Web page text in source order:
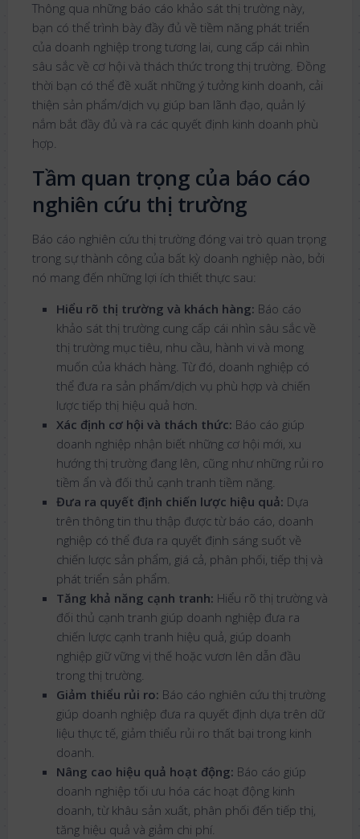
Thông qua những báo cáo khảo sát thị trường này,
bạn có thể trình bày đầy đủ về tiềm năng phát triển
của doanh nghiệp trong tương lai, cung cấp cái nhìn
sâu sắc về cơ hội và thách thức trong thị trường. Đồng
thời bạn có thể đề xuất những ý tưởng kinh doanh, cải
thiện sản phẩm/dịch vụ giúp ban lãnh đạo, quản lý
nắm bắt đầy đủ và ra các quyết định kinh doanh phù
hợp.
Tầm quan trọng của báo cáo
nghiên cứu thị trường
Báo cáo nghiên cứu thị trường đóng vai trò quan trọng
trong sự thành công của bất kỳ doanh nghiệp nào, bởi
nó mang đến những lợi ích thiết thực sau:
Hiểu rõ thị trường và khách hàng: Báo cáo
khảo sát thị trường cung cấp cái nhìn sâu sắc về
thị trường mục tiêu, nhu cầu, hành vi và mong
muốn của khách hàng. Từ đó, doanh nghiệp có
thể đưa ra sản phẩm/dịch vụ phù hợp và chiến
lược tiếp thị hiệu quả hơn.
Xác định cơ hội và thách thức: Báo cáo giúp
doanh nghiệp nhận biết những cơ hội mới, xu
hướng thị trường đang lên, cũng như những rủi ro
tiềm ẩn và đối thủ cạnh tranh tiềm năng.
Đưa ra quyết định chiến lược hiệu quả: Dựa
trên thông tin thu thập được từ báo cáo, doanh
nghiệp có thể đưa ra quyết định sáng suốt về
chiến lược sản phẩm, giá cả, phân phối, tiếp thị và
phát triển sản phẩm.
Tăng khả năng cạnh tranh: Hiểu rõ thị trường và
đối thủ cạnh tranh giúp doanh nghiệp đưa ra
chiến lược cạnh tranh hiệu quả, giúp doanh
nghiệp giữ vững vị thế hoặc vươn lên dẫn đầu
trong thị trường.
Giảm thiểu rủi ro: Báo cáo nghiên cứu thị trường
giúp doanh nghiệp đưa ra quyết định dựa trên dữ
liệu thực tế, giảm thiểu rủi ro thất bại trong kinh
doanh.
Nâng cao hiệu quả hoạt động: Báo cáo giúp
doanh nghiệp tối ưu hóa các hoạt động kinh
doanh, từ khâu sản xuất, phân phối đến tiếp thị,
tăng hiệu quả và giảm chi phí.